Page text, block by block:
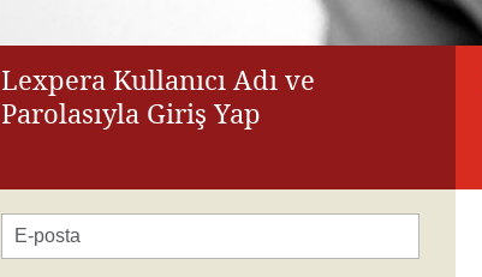
Lexpera Kullanıcı Adı ve
Parolasıyla Giriş Yap